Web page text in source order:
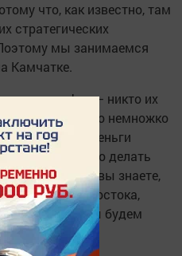
что, как известно, там
стратегических
мы занимаемся
Камчатке.
тарифов – никто их
просто немножко
деньги
Мы будем это делать
как вы знаете,
Дальнего Востока,
И это тоже мы будем